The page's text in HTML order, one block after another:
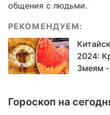
общения с людьми.
РЕКОМЕНДУЕМ:
2024:
Змеям -
Гороскоп на